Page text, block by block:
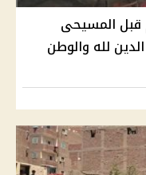
قبل المسيحى
لله والوطن